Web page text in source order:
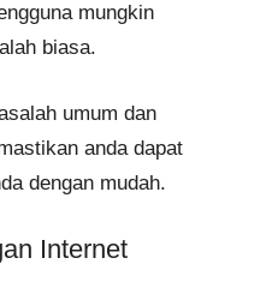
mungkin
biasa.
umum dan
anda dapat
dengan mudah.
Internet